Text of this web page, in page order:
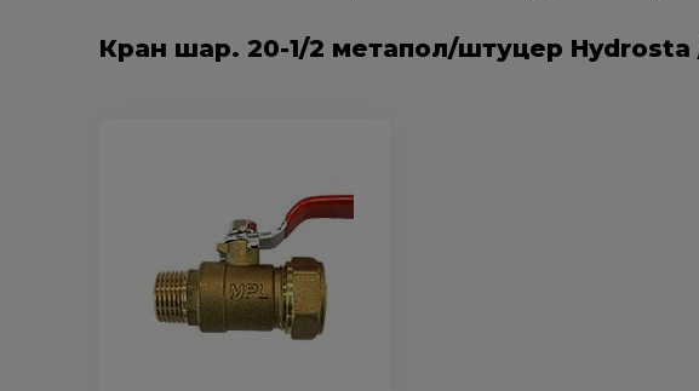
Кран шар. 20-1/2 метапол/штуцер Hydrosta